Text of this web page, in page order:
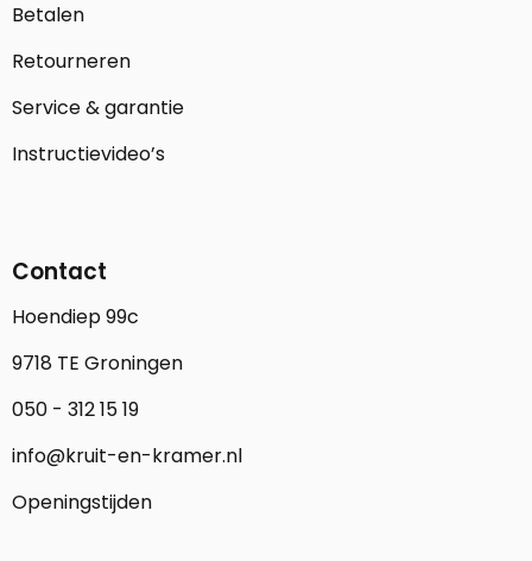
Betalen
Retourneren
Service & garantie
Instructievideo’s
Contact
Hoendiep 99c
9718 TE Groningen
050 - 312 15 19
info@kruit-en-kramer.nl
Openingstijden